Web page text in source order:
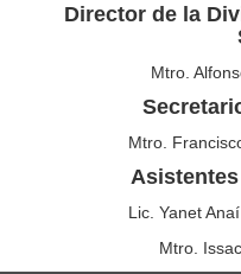
Director de la
Mtro.
Mtro.
Lic. Yanet
Mtro.